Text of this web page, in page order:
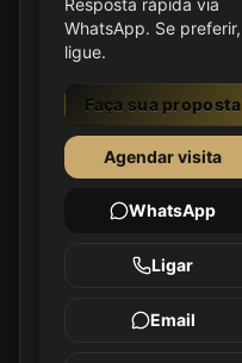
Resposta rápida via
WhatsApp. Se preferir,
ligue.
Faça sua proposta
Agendar visita
WhatsApp
Ligar
Email